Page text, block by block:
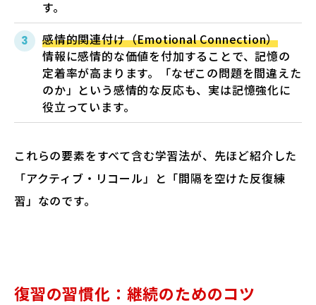
す。
感情的関連付け（Emotional Connection）
情報に感情的な価値を付加することで、記憶の
定着率が高まります。「なぜこの問題を間違えた
のか」という感情的な反応も、実は記憶強化に
役立っています。
これらの要素をすべて含む学習法が、先ほど紹介した
「アクティブ・リコール」と「間隔を空けた反復練
習」なのです。
復習の習慣化：継続のためのコツ